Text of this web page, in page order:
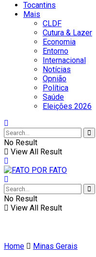
Tocantins
Mais
CLDF
Cutura & Lazer
Economia
Entorno
Internacional
Notícias
Opnião
Política
Saúde
Eleições 2026
No Result
View All Result
No Result
View All Result
Home Minas Gerais